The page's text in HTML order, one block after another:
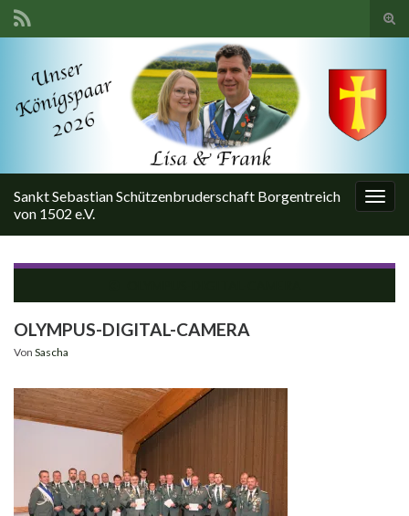
Search for:
Sankt Sebastian Schützenbruderschaft Borgentreich
von 1502 e.V.
OLYMPUS-DIGITAL-CAMERA
Von Sascha